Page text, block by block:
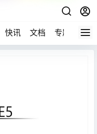
快讯 文档 专题 导航